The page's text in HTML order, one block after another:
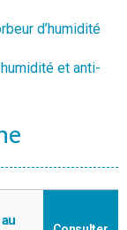
d’humidité
et anti-